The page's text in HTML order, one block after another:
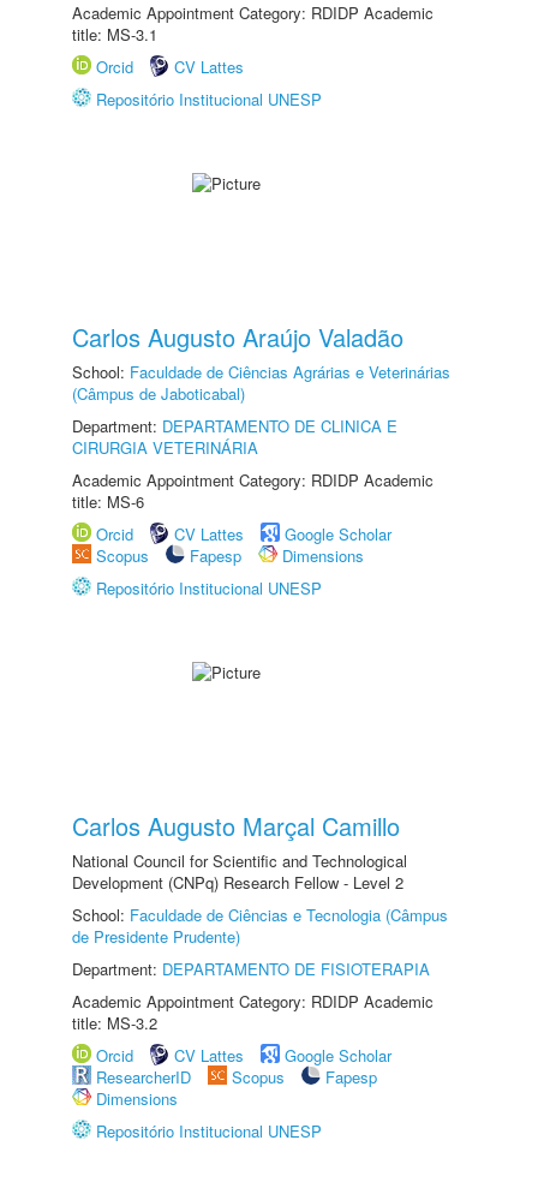
Academic Appointment Category: RDIDP Academic
title: MS-3.1
Orcid
CV Lattes
Repositório Institucional UNESP
Carlos Augusto Araújo Valadão
School: Faculdade de Ciências Agrárias e Veterinárias
(Câmpus de Jaboticabal)
Department: DEPARTAMENTO DE CLINICA E
CIRURGIA VETERINÁRIA
Academic Appointment Category: RDIDP Academic
title: MS-6
Orcid
CV Lattes
Google Scholar
Scopus
Fapesp
Dimensions
Repositório Institucional UNESP
Carlos Augusto Marçal Camillo
National Council for Scientific and Technological
Development (CNPq) Research Fellow - Level 2
School: Faculdade de Ciências e Tecnologia (Câmpus
de Presidente Prudente)
Department: DEPARTAMENTO DE FISIOTERAPIA
Academic Appointment Category: RDIDP Academic
title: MS-3.2
Orcid
CV Lattes
Google Scholar
ResearcherID
Scopus
Fapesp
Dimensions
Repositório Institucional UNESP